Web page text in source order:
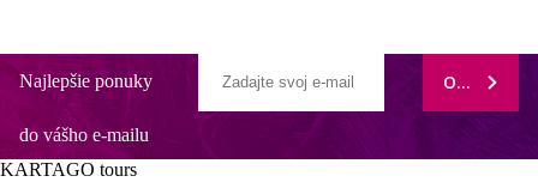
Najlepšie ponuky
do vášho e-mailu
ODOBERAŤ
KARTAGO tours